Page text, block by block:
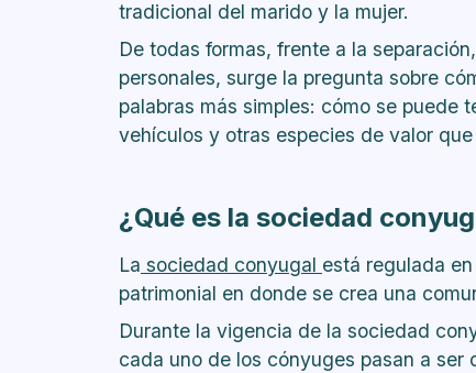
tradicional del marido y la mujer.
De todas formas, frente a la separación,
personales, surge la pregunta sobre
palabras más simples: cómo se puede
vehículos y otras especies de valor
¿Qué es la sociedad
La sociedad conyugal está regulada
patrimonial en donde se crea una
Durante la vigencia de la sociedad
cada uno de los cónyuges pasan a